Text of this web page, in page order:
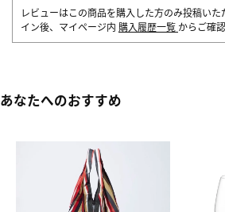
レビューはこの商品を購入した方のみ投稿い
イン後、マイページ内 購入履歴一覧 からご確
あなたへのおすすめ